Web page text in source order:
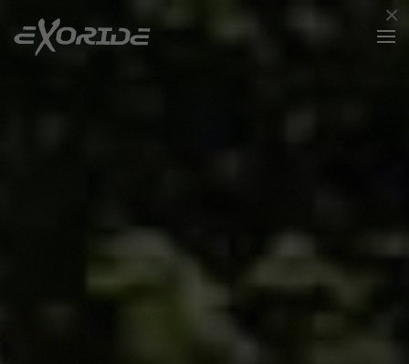
Accéder au contenu principal
×